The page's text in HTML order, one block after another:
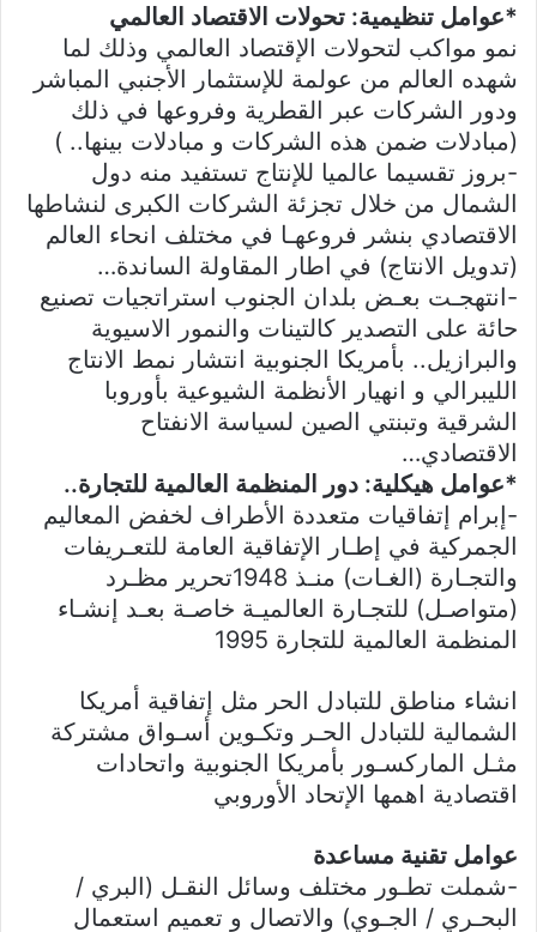
*عوامل تنظيمية: تحولات الاقتصاد العالمي
نمو مواكب لتحولات الإقتصاد العالمي وذلك لما
شهده العالم من عولمة للإستثمار الأجنبي المباشر
ودور الشركات عبر القطرية وفروعها في ذلك
(مبادلات ضمن هذه الشركات و مبادلات بينها.. )
-بروز تقسيما عالميا للإنتاج تستفيد منه دول
الشمال من خلال تجزئة الشركات الكبرى لنشاطها
الاقتصادي بنشر فروعهـا في مختلف انحاء العالم
(تدويل الانتاج) في اطار المقاولة الساندة…
-انتهجـت بعـض بلدان الجنوب استراتجيات تصنيع
حائة على التصدير كالتينات والنمور الاسيوية
والبرازيل.. بأمريكا الجنوبية انتشار نمط الانتاج
الليبرالي و انهيار الأنظمة الشيوعية بأوروبا
الشرقية وتبنتي الصين لسياسة الانفتاح
الاقتصادي…
*عوامل هيكلية: دور المنظمة العالمية للتجارة..
-إبرام إتفاقيات متعددة الأطراف لخفض المعاليم
الجمركية في إطـار الإتفاقية العامة للتعـريفات
والتجـارة (الغـات) منـذ 1948تحریر مظـرد
(متواصـل) للتجـارة العالميـة خاصـة بعـد إنشـاء
المنظمة العالمية للتجارة 1995
انشاء مناطق للتبادل الحر مثل إتفاقية أمريكا
الشمالية للتبادل الحـر وتكـوين أسـواق مشتركة
مثـل الماركسـور بأمريكا الجنوبية واتحادات
اقتصادية اهمها الإتحاد الأوروبي
عوامل تقنية مساعدة
-شملت تطـور مختلف وسائل النقـل (البري /
البحـري / الجـوي) والاتصال و تعمیم استعمال